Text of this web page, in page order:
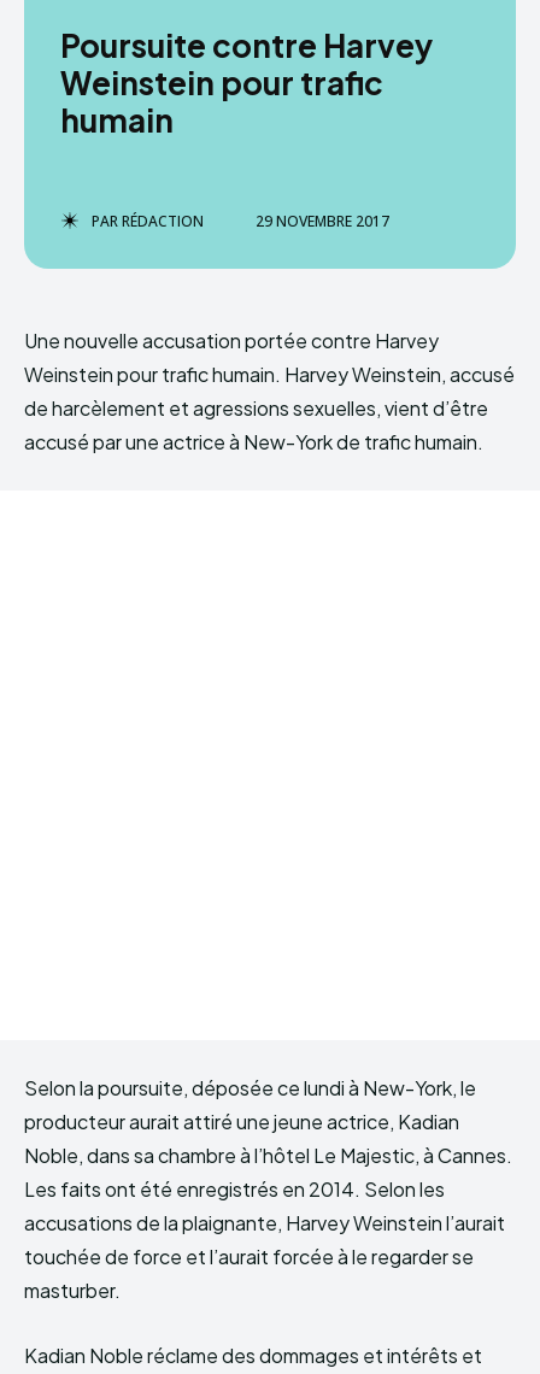
Poursuite contre Harvey
Weinstein pour trafic
humain
PARRÉDACTION 29 NOVEMBRE 2017
Une nouvelle accusation portée contre Harvey
Weinstein pour trafic humain. Harvey Weinstein, accusé
de harcèlement et agressions sexuelles, vient d’être
accusé par une actrice à New-York de trafic humain.
Selon la poursuite, déposée ce lundi à New-York, le
producteur aurait attiré une jeune actrice, Kadian
Noble, dans sa chambre à l’hôtel Le Majestic, à Cannes.
Les faits ont été enregistrés en 2014. Selon les
accusations de la plaignante, Harvey Weinstein l’aurait
touchée de force et l’aurait forcée à le regarder se
masturber.
Kadian Noble réclame des dommages et intérêts et